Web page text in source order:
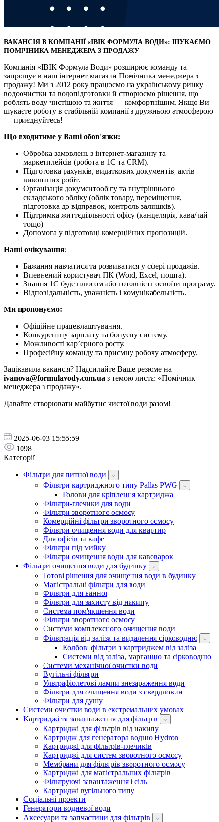
ВАКАНСІЯ В КОМПАНІЇ «ІВІК ФОРМУЛА ВОДИ»: ШУКАЄМО
ПОМІЧНИКА МЕНЕДЖЕРА З ПРОДАЖУ
Компанія «ІВІК Формула Води» розширює команду та
запрошує в наш інтернет-магазин Помічника менеджера з
продажу! Ми з 2012 року працюємо на українському ринку
водоочистки та водопідготовки й створюємо рішення, що
роблять воду чистішою та життя — комфортнішим. Якщо Ви
шукаєте роботу в стабільній компанії з дружньою атмосферою
— приєднуйтесь!
Що входитиме у Ваші обов'язки:
Обробка замовлень з інтернет-магазину та
маркетплейсів (робота в 1С та CRM).
Підготовка рахунків, видаткових документів, актів
виконаних робіт.
Організація документообігу та внутрішнього
складського обліку (облік товару, переміщення,
підготовка до відправок, контроль залишків).
Підтримка життєдіяльності офісу (канцелярія, кава/чай
тощо).
Допомога у підготовці комерційних пропозицій.
Наші очікування:
Бажання навчатися та розвиватися у сфері продажів.
Впевнений користувач ПК (Word, Excel, пошта).
Знання 1С буде плюсом або готовність освоїти програму.
Відповідальність, уважність і комунікабельність.
Ми пропонуємо:
Офіційне працевлаштування.
Конкурентну зарплату та бонусну систему.
Можливості кар’єрного росту.
Професійну команду та приємну робочу атмосферу.
Зацікавила вакансія? Надсилайте Ваше резюме на
ivanova@formulavody.com.ua з темою листа: «Помічник
менеджера з продажу».
Давайте створювати майбутнє чистої води разом!
2025-06-03 15:55:59
1098
Категорії
Фільтри для питної води
Фільтри картриджного типу Pallas PWG
Голови для кріплення картриджа
Фільтри-глечики для води
Фільтри зворотного осмосу
Комерційні фільтри зворотного осмосу
Фільтри очищення води для квартир
Для офісів та кафе
Фільтри під мийку
Фільтри очищення води для кавоварок
Фільтри очищення води для будинку
Готові рішення для очищення води в будинку
Магістральні фільтри для води
Фільтри для ванної
Фільтри для захисту від накипу
Система пом'якшення води
Фільтри зворотного осмосу
Системи комплексного очищення води
Фільтрація від заліза та видалення сірководню
Колбові фільтри з картриджем від заліза
Системи від заліза, марганцю та сірководню
Системи механічної очистки води
Вугільні фільтри
Ультрафіолетові лампи знезараження води
Фільтри для очищення води з свердловин
Фільтри для душу
Системи очистки води в екстремальних умовах
Картриджі та завантаження для фільтрів
Картриджі для фільтрів від накипу
Картридж для генератора водню Hydron
Картриджі для фільтрів-глечиків
Картриджі для систем зворотного осмосу
Мембрани для фільтрів зворотного осмосу
Картриджі для магістральних фільтрів
Фільтруючі завантаження і сіль
Картриджі вугільного типу
Соціальні проекти
Генератори водневої води
Аксесуари та запчастини для фільтрів